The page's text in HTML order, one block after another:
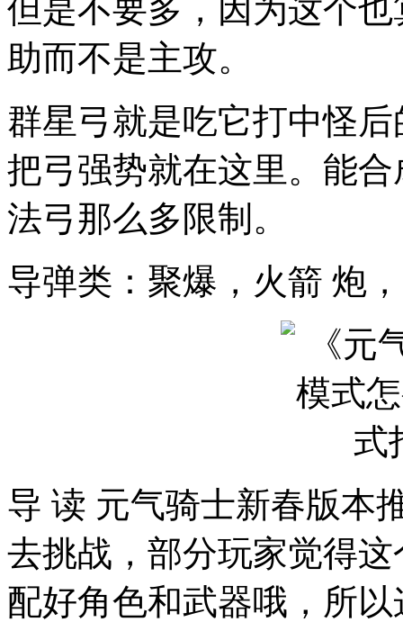
但是不要多，因为这个
助而不是主攻。
群星弓就是吃它打中怪
把弓强势就在这里。能
法弓那么多限制。
导弹类：聚爆，火箭 炮
导 读 元气骑士新春版本
去挑战，部分玩家觉得
配好角色和武器哦，所